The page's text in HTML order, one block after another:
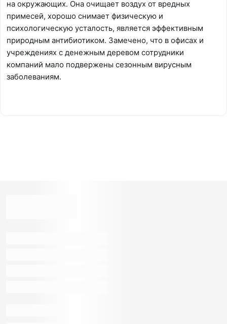
на окружающих. Она очищает воздух от вредных
примесей, хорошо снимает физическую и
психологическую усталость, является эффективным
природным антибиотиком. Замечено, что в офисах и
учреждениях с денежным деревом сотрудники
компаний мало подвержены сезонным вирусным
заболеваниям.